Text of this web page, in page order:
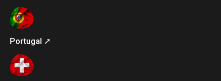
Portugal ➚